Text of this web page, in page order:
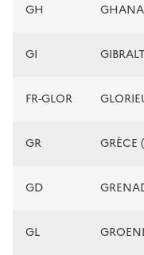
GH GHANA
GI
FR-GLOR
GR GRÈCE
GD
GL